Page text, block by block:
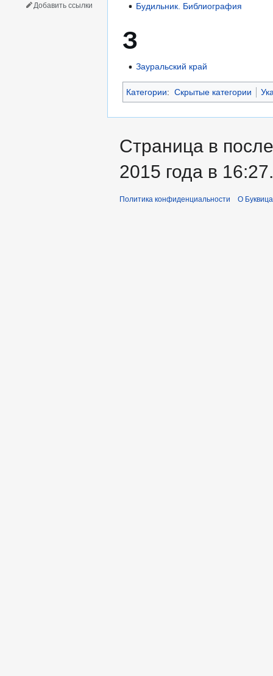
Будильник. Библиография
З
Зауральский край
Категории: Скрытые категории
Добавить ссылки
Страница в
2015 года в 16:27.
Политика конфиденциальности О Буквица